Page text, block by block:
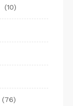
(10)
(76)